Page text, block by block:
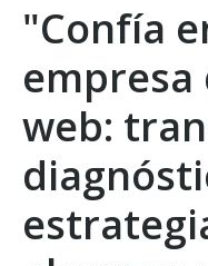
"Confía
empresa
web: